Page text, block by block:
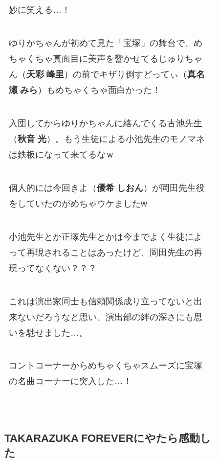
妙に笑える…！
ゆりかちゃんが初めて見た「宝塚」の舞台で、め
ちゃくちゃ真面目に美声を響かせてるじゅりちゃ
ん（ 天彩 峰里）の前でキザり倒すどってぃ（真名
瀬 みら ）もめちゃくちゃ面白かった！
入団してからゆりかちゃんに絡んでくる古池先生
（秋音 光）。もう生徒による小池先生のモノマネ
は鉄板になって来てるなｗ
個人的には今回きよ（優希 しおん）が岡田先生役
をしていたのがめちゃウケましたw
小池先生とか正塚先生とかは今までよく生徒によ
って再現されることはあったけど、岡田先生の再
現ってなくない？？？
これは演出家同士も信頼関係成り立ってないと出
来ないだろうなと思い、演出部の絆の深さにも思
いを馳せました…。
コントコーナーからめちゃくちゃスムーズに宝塚
の名曲コーナーに突入した…！
TAKARAZUKA FOREVERにやたら感動し
た